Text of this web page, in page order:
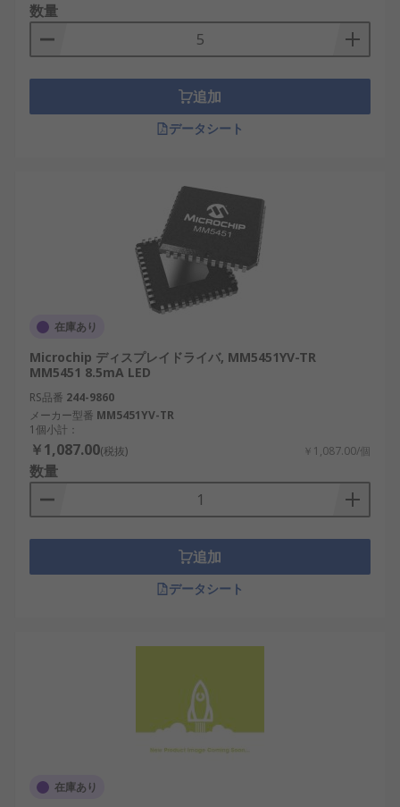
数量
追加
データシート
在庫あり
Microchip ディスプレイドライバ, MM5451YV-TR
MM5451 8.5mA LED
RS品番 244-9860
メーカー型番 MM5451YV-TR
1個小計：
￥1,087.00(税抜) ￥1,087.00/個
数量
追加
データシート
在庫あり